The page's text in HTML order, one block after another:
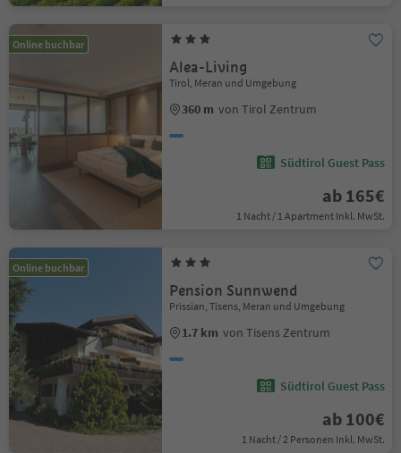
Online buchbar
Alea-Living
Tirol, Meran und Umgebung
360 m von Tirol Zentrum
Südtirol Guest Pass
ab 165€
1 Nacht / 1 Apartment Inkl. MwSt.
Online buchbar
Pension Sunnwend
Prissian, Tisens, Meran und Umgebung
1.7 km von Tisens Zentrum
Südtirol Guest Pass
ab 100€
1 Nacht / 2 Personen Inkl. MwSt.